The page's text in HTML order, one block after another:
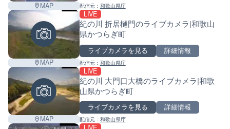
MAP 配信元： 和歌山県庁
MAP
LIVE
紀の川 折居樋門のライブカメラ|和歌山
県かつらぎ町
ライブカメラを見る 詳細情報
配信元： 和歌山県庁
MAP
LIVE
紀の川 大門口大橋のライブカメラ|和歌
山県かつらぎ町
ライブカメラを見る 詳細情報
配信元： 和歌山県庁